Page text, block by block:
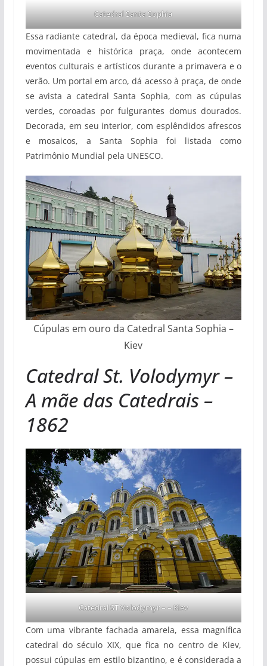
Catedral Santa Sophia
Essa radiante catedral, da época medieval, fica numa
movimentada e histórica praça, onde acontecem
eventos culturais e artísticos durante a primavera e o
verão. Um portal em arco, dá acesso à praça, de onde
se avista a catedral Santa Sophia, com as cúpulas
verdes, coroadas por fulgurantes domus dourados.
Decorada, em seu interior, com esplêndidos afrescos
e mosaicos, a Santa Sophia foi listada como
Patrimônio Mundial pela UNESCO.
Cúpulas em ouro da Catedral Santa Sophia –
Kiev
Catedral St. Volodymyr –
A mãe das Catedrais –
1862
Catedral ST Volodymyr – – Kiev
Com uma vibrante fachada amarela, essa magnífica
catedral do século XIX, que fica no centro de Kiev,
possui cúpulas em estilo bizantino, e é considerada a